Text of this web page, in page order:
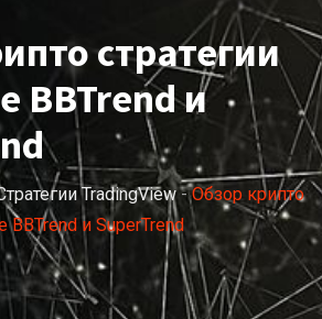
стратегии
BBTrend и
TradingView-Обзор крипто
BBTrend и SuperTrend